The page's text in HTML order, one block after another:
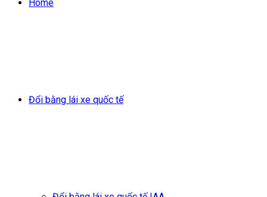
Home
Đổi bằng lái xe quốc tế